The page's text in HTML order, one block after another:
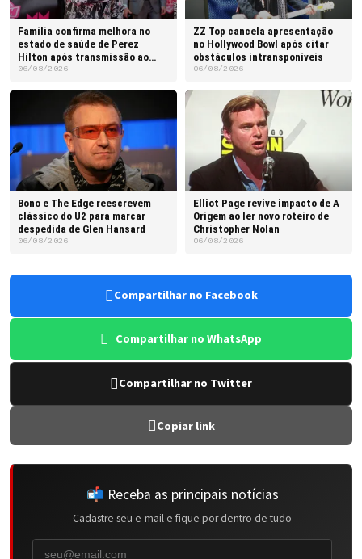
Família confirma melhora no
estado de saúde de Perez
Hilton após transmissão ao
vivo
06/08/2026
ZZ Top cancela apresentação
no Hollywood Bowl após citar
obstáculos intransponíveis
06/08/2026
Bono e The Edge reescrevem
clássico do U2 para marcar
despedida de Glen Hansard
06/08/2026
Elliot Page revive impacto de A
Origem ao ler novo roteiro de
Christopher Nolan
06/08/2026
Compartilhar no Facebook
Compartilhar no WhatsApp
Compartilhar no Twitter
Copiar link
📬 Receba as principais notícias
Cadastre seu e-mail e fique por dentro de tudo